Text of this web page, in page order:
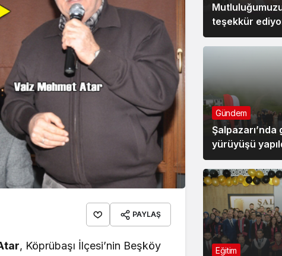
PAYLAŞ
, Köprübaşı İlçesi’nin Beşköy
teşekkür
Gündem
yürüyüşü
Eğitim